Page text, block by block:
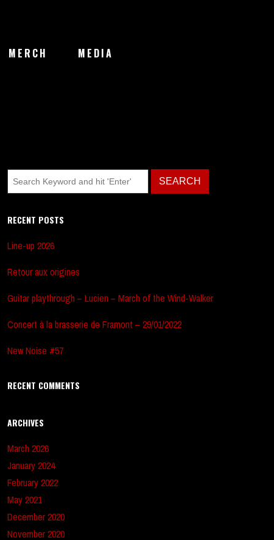
MERCH MEDIA
RECENT POSTS
Line-up 2026
Retour aux origines
Guitar playthrough – Lucien – March of the Wind-Walker
Concert à la brasserie de Framont – 29/01/2022
New Noise #57
RECENT COMMENTS
ARCHIVES
March 2026
January 2024
February 2022
May 2021
December 2020
November 2020